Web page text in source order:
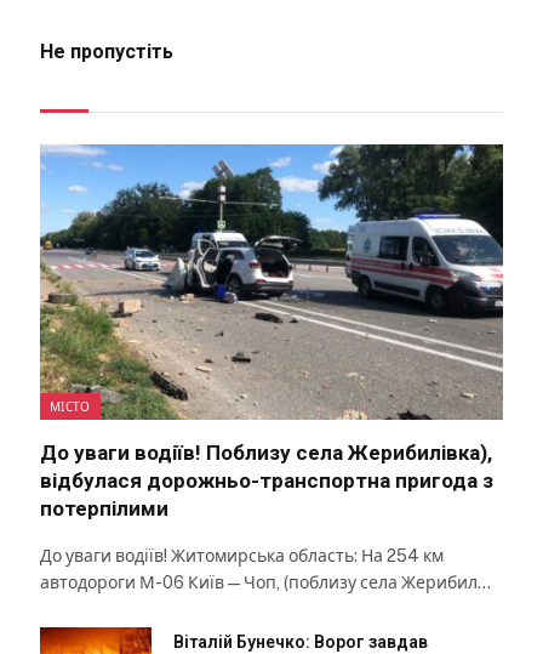
Не пропустіть
МІСТО
До уваги водіїв! Поблизу села Жерибилівка),
відбулася дорожньо-транспортна пригода з
потерпілими
До уваги водіїв! Житомирська область: На 254 км
автодороги М-06 Київ — Чоп, (поблизу села Жерибил…
Віталій Бунечко: Ворог завдав